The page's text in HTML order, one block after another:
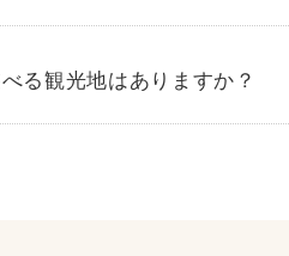
る観光地はありますか？